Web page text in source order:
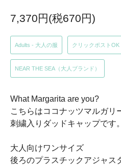
7,370円(税670円)
Adults - 大人の服 クリックポストOK
NEAR THE SEA（大人ブランド）
What Margarita are you?
こちらはココナッツマルガリ
刺繍入りダッドキャップです。
大人向けワンサイズ
後ろのプラスチックアジャス